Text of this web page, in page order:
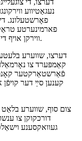
נעגאַטיווע
פאָרשטעלונג.
פארמינערטע
ווירקן אויף די האַנדלינג און מאַנוווראַביליטי פון דעם אויטאָ.
דערצו, שווערע
קאַמפּערד צו
פֿאַרשטאַרקטער
קענען סײַ דער
צום סוף, שווערע
דורכקוקן צו
געוואקסענע